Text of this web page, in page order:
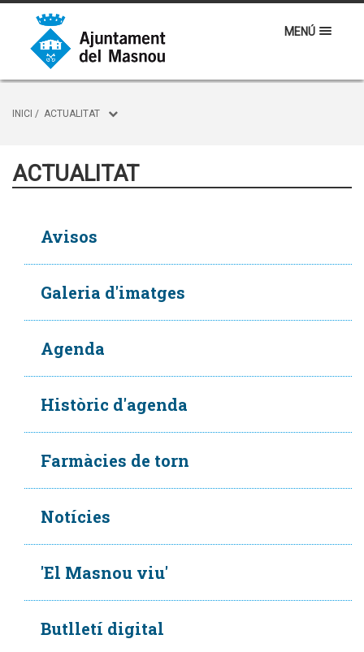
MENÚ
INICI / ACTUALITAT
ACTUALITAT
Avisos
Galeria d'imatges
Agenda
Històric d'agenda
Farmàcies de torn
Notícies
'El Masnou viu'
Butlletí digital